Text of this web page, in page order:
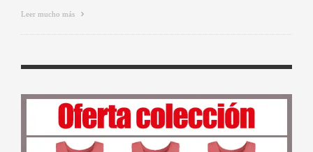
Leer mucho más